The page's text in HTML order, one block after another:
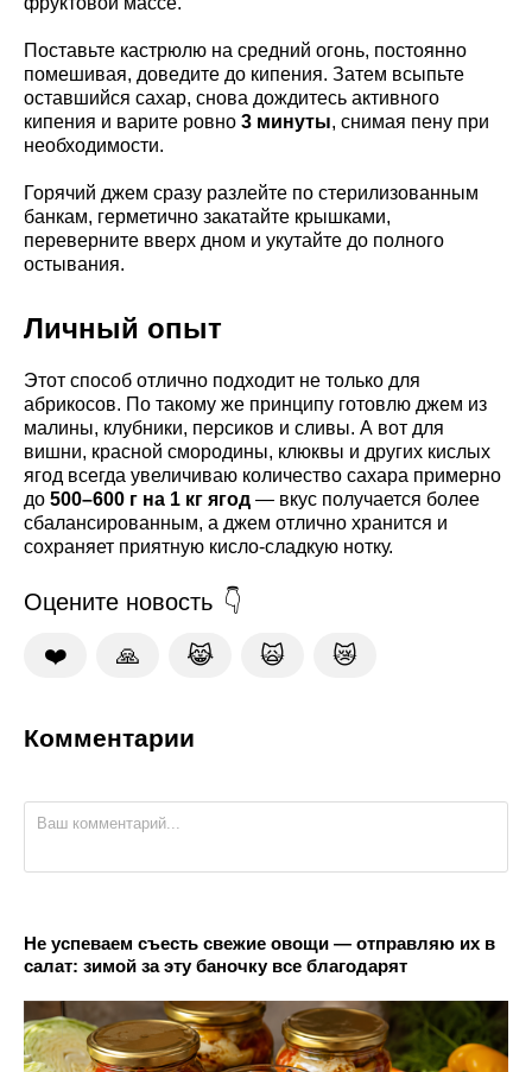
Поставьте кастрюлю на средний огонь, постоянно
помешивая, доведите до кипения. Затем всыпьте
оставшийся сахар, снова дождитесь активного
кипения и варите ровно 3 минуты, снимая пену при
необходимости.
Горячий джем сразу разлейте по стерилизованным
банкам, герметично закатайте крышками,
переверните вверх дном и укутайте до полного
остывания.
Личный опыт
Этот способ отлично подходит не только для
абрикосов. По такому же принципу готовлю джем из
малины, клубники, персиков и сливы. А вот для
вишни, красной смородины, клюквы и других кислых
ягод всегда увеличиваю количество сахара примерно
до 500–600 г на 1 кг ягод — вкус получается более
сбалансированным, а джем отлично хранится и
сохраняет приятную кисло-сладкую нотку.
Оцените новость
❤️ 🙏 😹 🙀 😿
Комментарии
Не успеваем съесть свежие овощи — отправляю их в
салат: зимой за эту баночку все благодарят